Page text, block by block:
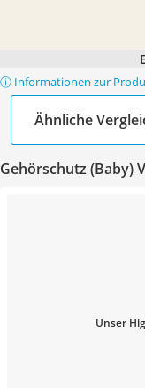
ⓘ Informationen zur
Ähnliche
Gehörschutz (Baby)
Unser